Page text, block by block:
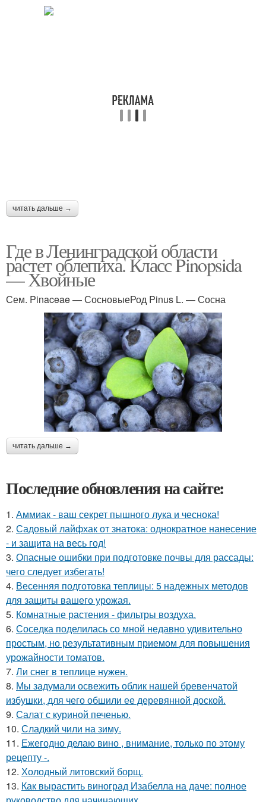
читать дальше →
Где в Ленинградской области
растет облепиха. Класс Pinopsida
— Хвойные
Сем. Pinaceae — СосновыеРод Pinus L. — Сосна
читать дальше →
Последние обновления на сайте:
1. Аммиак - ваш секрет пышного лука и чеснока!
2. Садовый лайфхак от знатока: однократное нанесение
- и защита на весь год!
3. Опасные ошибки при подготовке почвы для рассады:
чего следует избегать!
4. Весенняя подготовка теплицы: 5 надежных методов
для защиты вашего урожая.
5. Комнатные растения - фильтры воздуха.
6. Соседка поделилась со мной недавно удивительно
простым, но результативным приемом для повышения
урожайности томатов.
7. Ли снег в теплице нужен.
8. Мы задумали освежить облик нашей бревенчатой
избушки, для чего обшили ее деревянной доской.
9. Салат с куриной печенью.
10. Сладкий чили на зиму.
11. Ежегодно делаю вино , внимание, только по этому
рецепту -.
12. Холодный литовский борщ.
13. Как вырастить виноград Изабелла на даче: полное